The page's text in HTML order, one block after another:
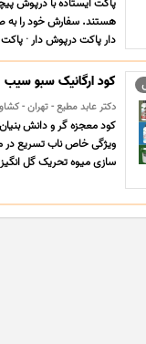
پاکت ایستاده با درپوش
هستند. سفارش خود را به
دار پاکت درپوش دار ·
کود ارگانیک سبو سیب
دکتر عابد مطیع - تهران -
ویژگی خاص ناب تسریع در
سازی میوه تحریک گل